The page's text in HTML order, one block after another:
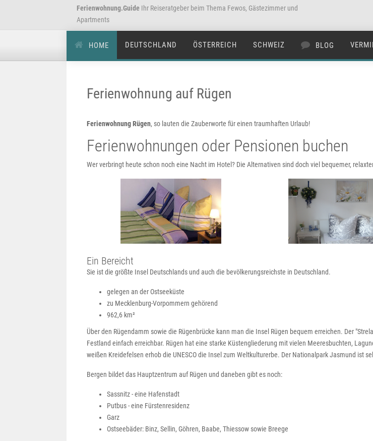
Ferienwohnung.Guide Ihr Reiseratgeber beim Thema Fewos, Gästezimmer und
Apartments
HOME DEUTSCHLAND ÖSTERREICH SCHWEIZ BLOG
Ferienwohnung auf Rügen
Ferienwohnung Rügen, so lauten die Zauberworte für einen traumhaften Urlaub!
Ferienwohnungen oder Pensionen buchen
Wer verbringt heute schon noch eine Nacht im Hotel? Die Alternativen sind doch viel bequemer,
Ein Bereicht
Sie ist die größte Insel Deutschlands und auch die bevölkerungsreichste in Deutschland.
gelegen an der Ostseeküste
zu Mecklenburg-Vorpommern gehörend
962,6 km²
Über den Rügendamm sowie die Rügenbrücke kann man die Insel Rügen bequem erreichen. Der
Festland einfach erreichbar. Rügen hat eine starke Küstengliederung mit vielen Meeresbuchten,
weißen Kreidefelsen erhob die UNESCO die Insel zum Weltkulturerbe. Der Nationalpark Jasmund ist
Bergen bildet das Hauptzentrum auf Rügen und daneben gibt es noch:
Sassnitz - eine Hafenstadt
Putbus - eine Fürstenresidenz
Garz
Ostseebäder: Binz, Sellin, Göhren, Baabe, Thiessow sowie Breege